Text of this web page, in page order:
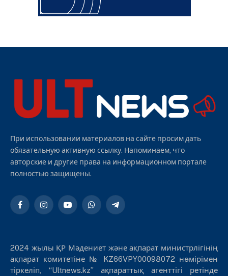
При использовании материалов на сайте просим дать
обязательную активную ссылку. Напоминаем, что
авторские и другие права на информационном портале
полностью защищены.
FacebookInstagramYouTubeWhatsAppTelegram
2024 жылы ҚР Мәдениет және ақпарат министрлігінің
ақпарат комитетіне № KZ66VPY00098072 нөмірімен
тіркеліп, “Ultnews.kz” ақпараттық агенттігі ретінде